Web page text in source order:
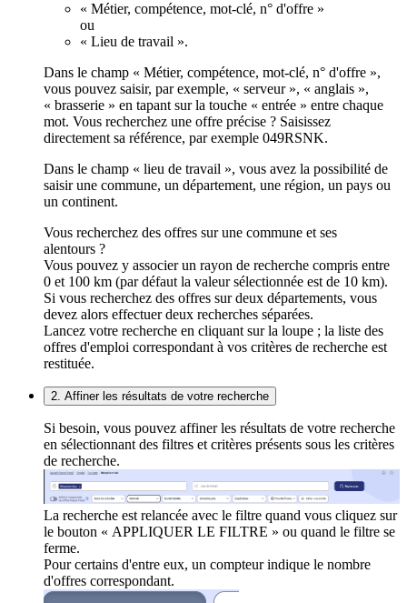
« Métier, compétence, mot-clé, n° d'offre »
ou
« Lieu de travail ».
Dans le champ « Métier, compétence, mot-clé, n° d'offre »,
vous pouvez saisir, par exemple, « serveur », « anglais »,
« brasserie » en tapant sur la touche « entrée » entre chaque
mot. Vous recherchez une offre précise ? Saisissez
directement sa référence, par exemple 049RSNK.
Dans le champ « lieu de travail », vous avez la possibilité de
saisir une commune, un département, une région, un pays ou
un continent.
Vous recherchez des offres sur une commune et ses
alentours ?
Vous pouvez y associer un rayon de recherche compris entre
0 et 100 km (par défaut la valeur sélectionnée est de 10 km).
Si vous recherchez des offres sur deux départements, vous
devez alors effectuer deux recherches séparées.
Lancez votre recherche en cliquant sur la loupe ; la liste des
offres d'emploi correspondant à vos critères de recherche est
restituée.
2. Affiner les résultats de votre recherche
Si besoin, vous pouvez affiner les résultats de votre recherche
en sélectionnant des filtres et critères présents sous les critères
de recherche.
La recherche est relancée avec le filtre quand vous cliquez sur
le bouton « APPLIQUER LE FILTRE » ou quand le filtre se
ferme.
Pour certains d'entre eux, un compteur indique le nombre
d'offres correspondant.